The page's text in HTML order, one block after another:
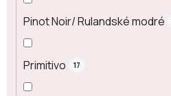
Pinot Noir/ Rulandské modré
Primitivo 17